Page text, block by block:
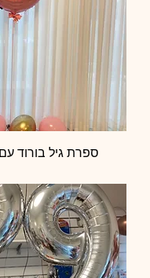
ספרת גיל בורוד